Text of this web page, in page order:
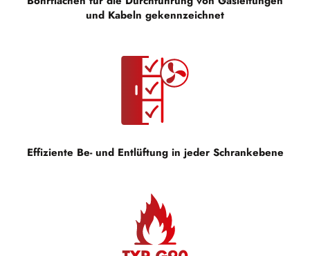
und Kabeln gekennzeichnet
Effiziente Be- und Entlüftung in jeder Schrankebene